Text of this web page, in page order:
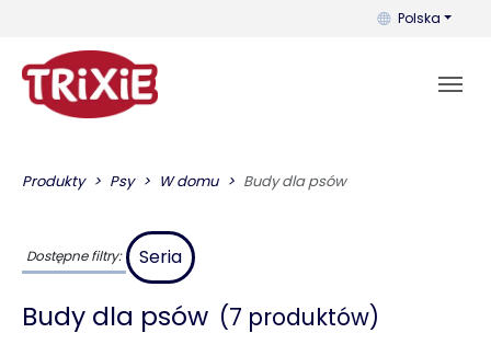
Możesz
Polska
Produkty Psy W domu Budy dla psów
Dostępne filtry: Seria
Budy dla psów (7 produktów)